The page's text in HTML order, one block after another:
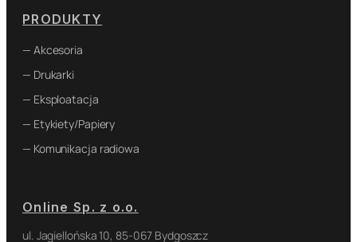
PRODUKTY
— Akcesoria
— Drukarki
— Eksploatacja
— Etykiety/Papiery
— Komunikacja radiowa
Online Sp. z o.o.
ul. Jagiellońska 10, 85-067 Bydgoszcz